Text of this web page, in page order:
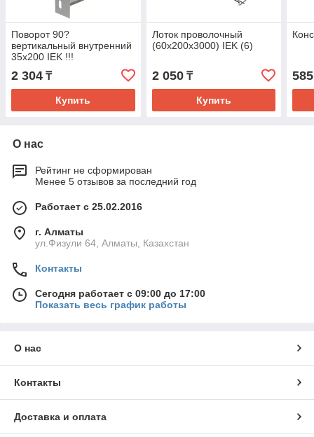
Поворот 90?
вертикальный внутренний
35х200 IEK !!!
2 304 ₸
Купить
Лоток проволочный
(60х200х3000) IEK (6)
2 050₸
Купить
585
О нас
Рейтинг не сформирован
Менее 5 отзывов за последний год
Работает с 25.02.2016
г. Алматы
ул.Физули 64, Алматы, Казахстан
Контакты
Сегодня работает с 09:00 до 17:00
Показать весь график работы
О нас
Контакты
Доставка и оплата